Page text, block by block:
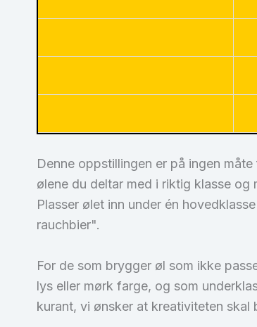
Denne oppstillingen er på ingen
ølene du deltar med i riktig klasse og
Plasser ølet inn under én
rauchbier".
For de som brygger øl som ikke
lys eller mørk farge, og som
kurant, vi ønsker at kreativiteten skal